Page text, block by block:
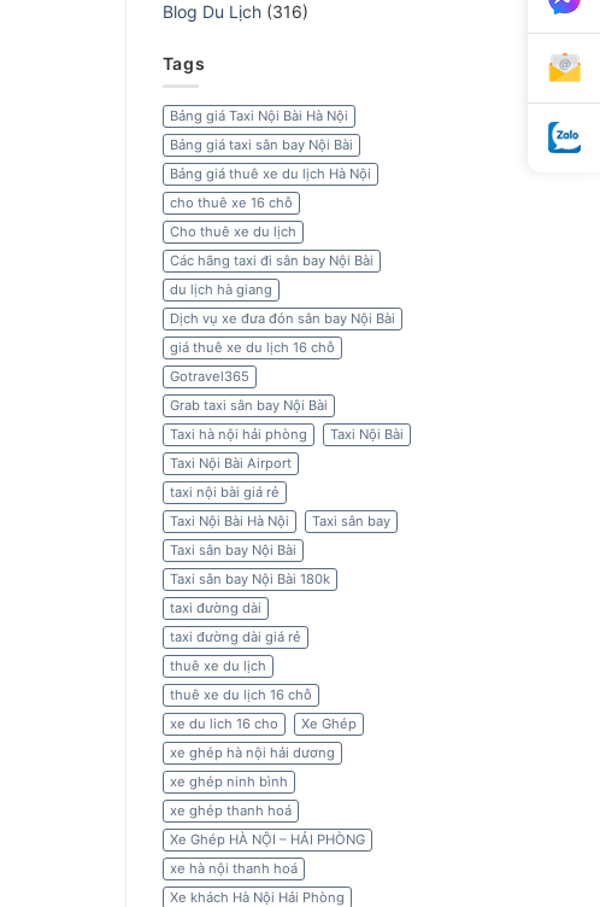
Blog Du Lịch(316)
Tags
Bảng giá Taxi Nội Bài Hà Nội
Bảng giá taxi sân bay Nội Bài
Bảng giá thuê xe du lịch Hà Nội
cho thuê xe 16 chỗ
Cho thuê xe du lịch
Các hãng taxi đi sân bay Nội Bài
du lịch hà giang
Dịch vụ xe đưa đón sân bay Nội Bài
giá thuê xe du lịch 16 chỗ
Gotravel365
Grab taxi sân bay Nội Bài
Taxi hà nội hải phòng
Taxi Nội Bài
Taxi Nội Bài Airport
taxi nội bài giá rẻ
Taxi Nội Bài Hà Nội
Taxi sân bay
Taxi sân bay Nội Bài
Taxi sân bay Nội Bài 180k
taxi đường dài
taxi đường dài giá rẻ
thuê xe du lịch
thuê xe du lịch 16 chỗ
xe du lich 16 cho
Xe Ghép
xe ghép hà nội hải dương
xe ghép ninh bình
xe ghép thanh hoá
Xe Ghép HÀ NỘI – HẢI PHÒNG
xe hà nội thanh hoá
Xe khách Hà Nội Hải Phòng